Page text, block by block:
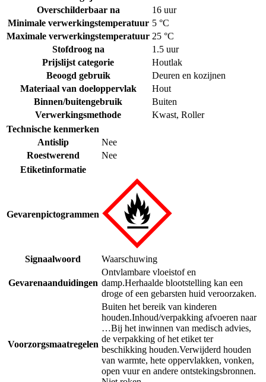
Overschilderbaar na
16 uur
Minimale verwerkingstemperatuur 5 °C
Maximale verwerkingstemperatuur 25 °C
Stofdroog na
1.5 uur
Prijslijst categorie
Houtlak
Beoogd gebruik
Deuren en kozijnen
Materiaal van doeloppervlak
Hout
Binnen/buitengebruik
Buiten
Verwerkingsmethode
Kwast, Roller
Technische kenmerken
Antislip
Nee
Roestwerend
Nee
Etiketinformatie
Gevarenpictogrammen
Signaalwoord Waarschuwing
Gevarenaanduidingen
Ontvlambare vloeistof en
damp.Herhaalde blootstelling kan een
droge of een gebarsten huid veroorzaken.
Voorzorgsmaatregelen
Buiten het bereik van kinderen
houden.Inhoud/verpakking afvoeren naar
…Bij het inwinnen van medisch advies,
de verpakking of het etiket ter
beschikking houden.Verwijderd houden
van warmte, hete oppervlakken, vonken,
open vuur en andere ontstekingsbronnen.